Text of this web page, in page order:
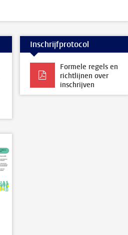
Inschrijfprotocol
Formele regels en
richtlijnen over
inschrijven